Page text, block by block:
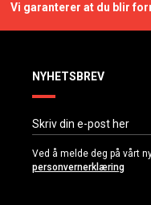
Vi garanterer at du blir
NYHETSBREV
Ved å melde deg på vårt
personvernerklæring